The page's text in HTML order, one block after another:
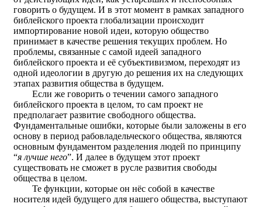
говорить о будущем. И в этот момент в рамках западного
библейского проекта глобализации происходит
импортирование новой идеи, которую общество
принимает в качестве решения текущих проблем. Но
проблемы, связанные с самой идеей западного
библейского проекта и её субъективизмом, переходят из
одной идеологии в другую до решения их на следующих
этапах развития общества в будущем.
Если же говорить о течении самого западного
библейского проекта в целом, то сам проект не
предполагает развитие свободного общества.
Фундаментальные ошибки, которые были заложены в его
основу в период рабовладельческого общества, являются
основным фундаментом разделения людей по принципу
“я лучше него”. И далее в будущем этот проект
существовать не сможет в русле развития свободы
общества в целом.
Те функции, которые он нёс собой в качестве
носителя идей будущего для нашего общества, выступают